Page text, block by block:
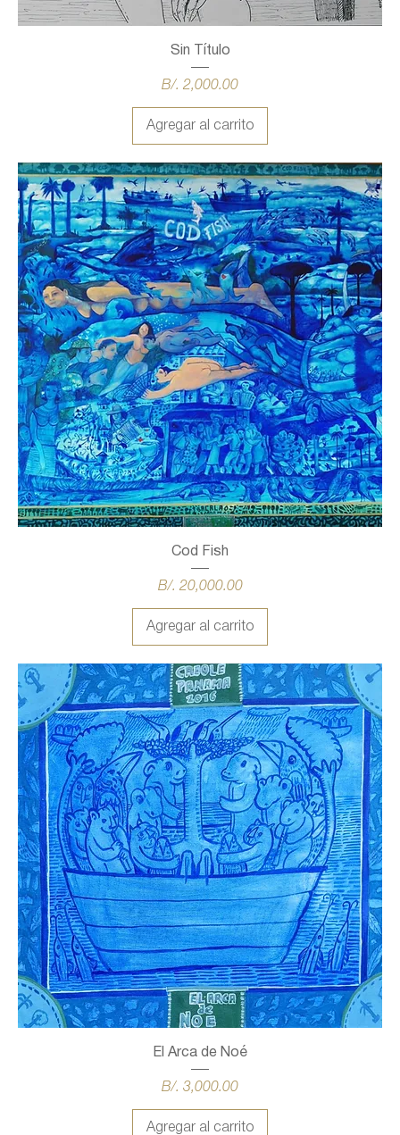
Sin Título
Precio
B/. 2,000.00
Agregar al carrito
Cod Fish
Precio
B/. 20,000.00
Agregar al carrito
El Arca de Noé
Precio
B/. 3,000.00
Agregar al carrito